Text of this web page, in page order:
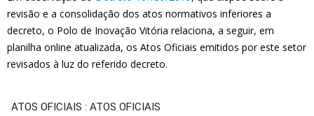
revisão e a consolidação dos atos normativos inferiores a
decreto, o Polo de Inovação Vitória relaciona, a seguir, em
planilha online atualizada, os Atos Oficiais emitidos por este setor
revisados à luz do referido decreto.